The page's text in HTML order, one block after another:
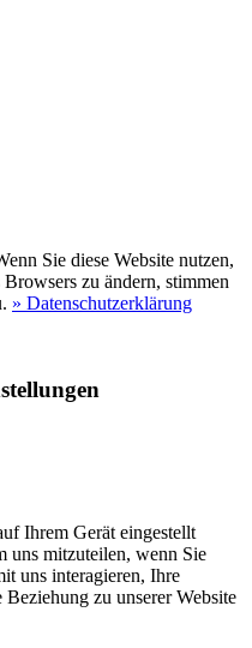
Sie diese Website nutzen,
zu ändern, stimmen
» Datenschutzerklärung
Ihrem Gerät eingestellt
uns mitzuteilen, wenn Sie
uns interagieren, Ihre
zu unserer Website